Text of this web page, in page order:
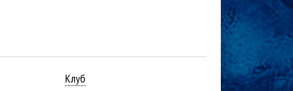
Клуб